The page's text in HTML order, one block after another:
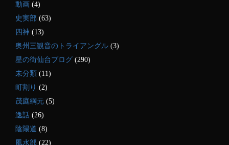
動画 (4)
史実部 (63)
四神 (13)
奥州三観音のトライアングル (3)
星の街仙台ブログ (290)
未分類 (11)
町割り (2)
茂庭綱元 (5)
逸話 (26)
陰陽道 (8)
風水部 (22)